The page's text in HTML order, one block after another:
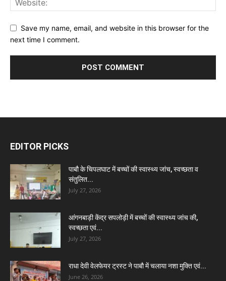
Save my name, email, and website in this browser for the
next time I comment.
EDITOR PICKS
पाबौ के चिपलघाट में बच्चों की स्वास्थ्य जांच, स्वच्छता व
संतुलित...
July 27, 2026
आंगनबाड़ी केंद्र सपलोड़ी में बच्चों की स्वास्थ्य जांच की,
स्वच्छता एवं...
July 27, 2026
राधा देवी वेलफेयर ट्रस्ट ने पाबौ में चलाया नशा मुक्ति एवं...
June 26, 2026